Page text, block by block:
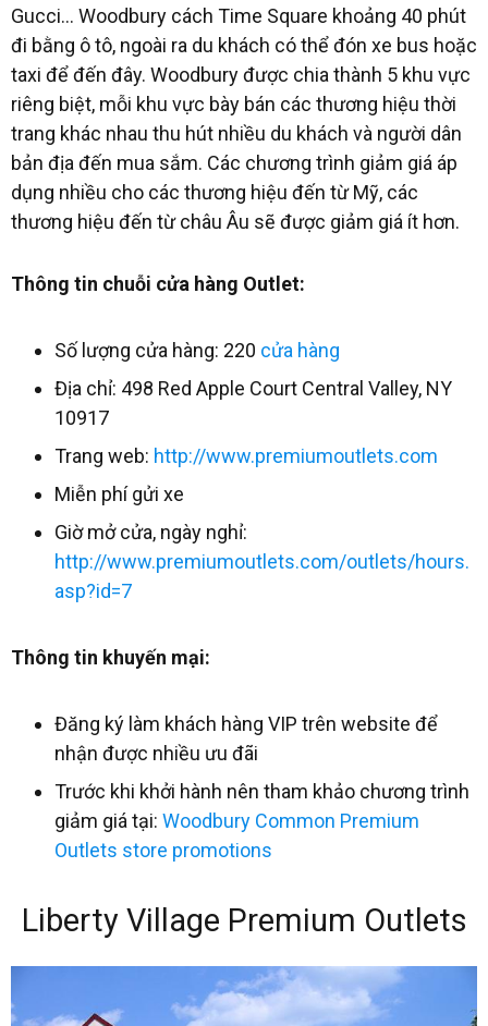
Gucci… Woodbury cách Time Square khoảng 40 phút
đi bằng ô tô, ngoài ra du khách có thể đón xe bus hoặc
taxi để đến đây. Woodbury được chia thành 5 khu vực
riêng biệt, mỗi khu vực bày bán các thương hiệu thời
trang khác nhau thu hút nhiều du khách và người dân
bản địa đến mua sắm. Các chương trình giảm giá áp
dụng nhiều cho các thương hiệu đến từ Mỹ, các
thương hiệu đến từ châu Âu sẽ được giảm giá ít hơn.
Thông tin chuỗi cửa hàng Outlet:
Số lượng cửa hàng: 220 cửa hàng
Địa chỉ: 498 Red Apple Court Central Valley, NY
10917
Trang web: http://www.premiumoutlets.com
Miễn phí gửi xe
Giờ mở cửa, ngày nghỉ:
http://www.premiumoutlets.com/outlets/hours.
asp?id=7
Thông tin khuyến mại:
Đăng ký làm khách hàng VIP trên website để
nhận được nhiều ưu đãi
Trước khi khởi hành nên tham khảo chương trình
giảm giá tại: Woodbury Common Premium
Outlets store promotions
Liberty Village Premium Outlets